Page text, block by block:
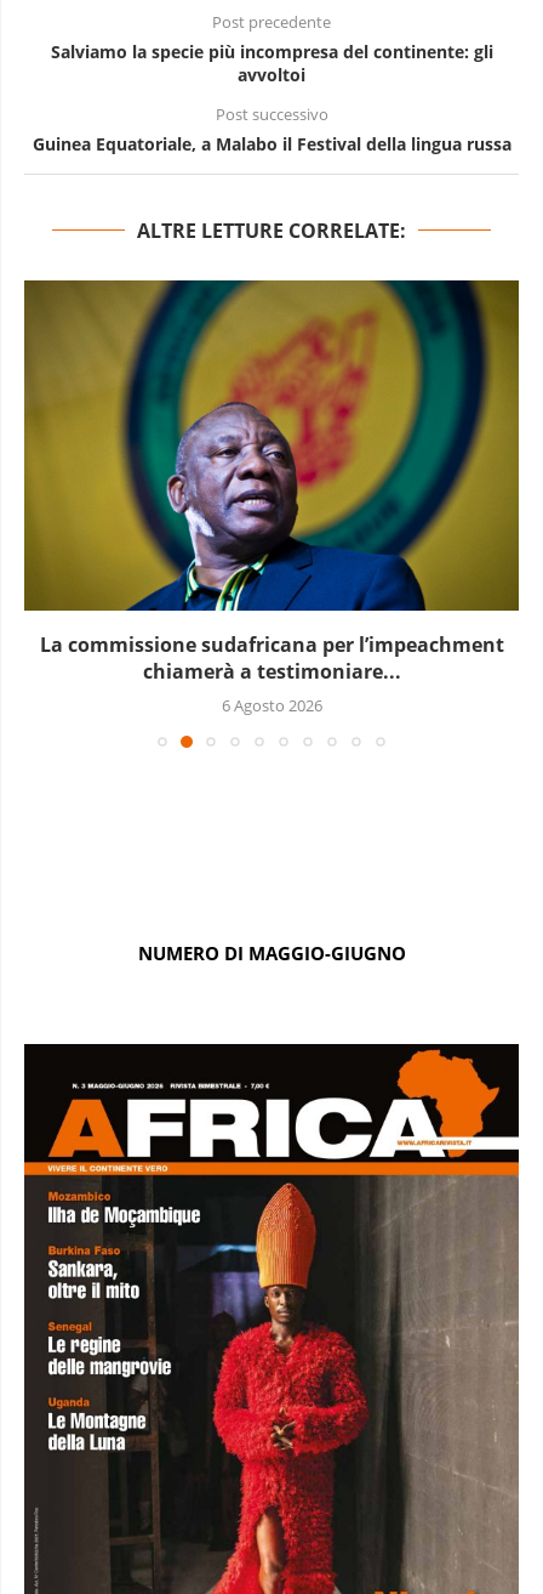
Post precedente
Salviamo la specie più incompresa del continente: gli
avvoltoi
Post successivo
Guinea Equatoriale, a Malabo il Festival della lingua russa
ALTRE LETTURE CORRELATE:
Le elezioni presidenziali a Capo Verde si terranno...
6 Agosto 2026